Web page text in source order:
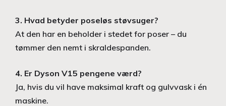
3. Hvad betyder poseløs støvsuger?
At den har en beholder i stedet for poser – du
tømmer den nemt i skraldespanden.
4. Er Dyson V15 pengene værd?
Ja, hvis du vil have maksimal kraft og gulvvask i én
maskine.